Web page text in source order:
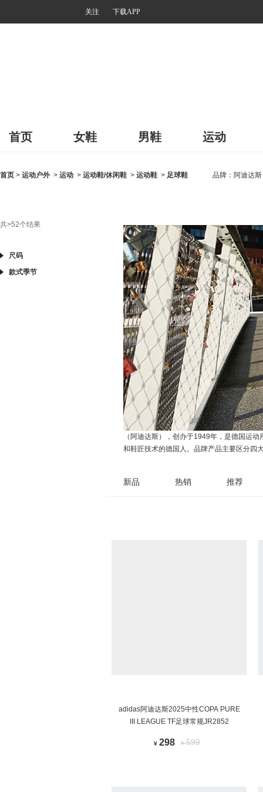
关注 下载APP
首页 女鞋 男鞋 运动
首页 > 运动户外 > 运动 > 运动鞋/休闲鞋 > 运动鞋 > 足球鞋 品牌： 阿迪达斯
共>52个结果
尺码
款式季节
（阿迪达斯），创办于1949年，是德国运
和鞋匠技术的德国人。品牌产品主要区分四
新品 热销 推荐
adidas阿迪达斯2025中性COPA PURE
III LEAGUE TF足球常规JR2852
¥ 298 ¥599